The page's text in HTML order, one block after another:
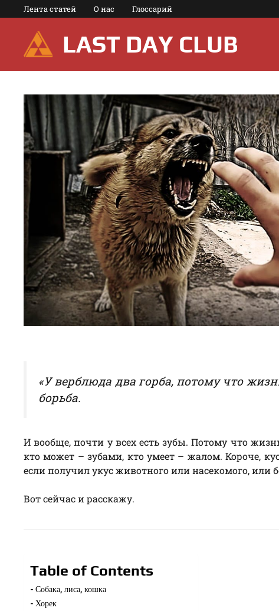
Перейти
к
содержимому
Лента статей О нас Глоссарий
LAST DAY CLUB
«У верблюда два горба, потому что
борьба.
И вообще, почти у всех есть зубы. Потому что
кто может – зубами, кто умеет – жалом. Короче,
если получил укус животного или насекомого, или
Вот сейчас и расскажу.
Table of Contents
Собака, лиса, кошка
Хорек